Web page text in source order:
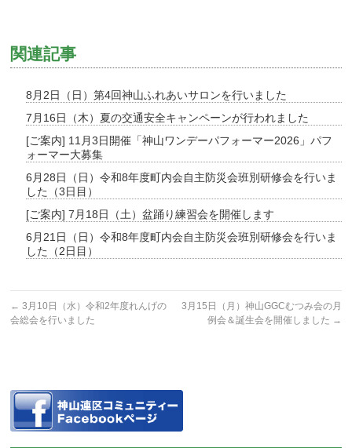
関連記事
8月2日（日）第4回神山ふれあいサロンを行いました
7月16日（木）夏の交通安全キャンペーンが行われました
[ご案内] 11月3日開催「神山ワンデーパフォーマー2026」パフ
ォーマー大募集
6月28日（日）令和8年度町内会自主防災会班別研修会を行いま
した（3日目）
[ご案内] 7月18日（土）盆踊り練習会を開催します
6月21日（日）令和8年度町内会自主防災会班別研修会を行いま
した（2日目）
← 3月10日（水）令和2年度れんげの
会総会を行いました
3月15日（月）神山GGCむつみ会の月
例会＆誕生会を開催しました →